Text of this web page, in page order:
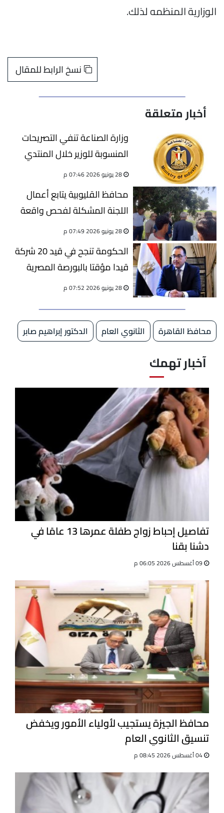
الوزارية المنظمه لذلك.
نسخ الرابط للمقال
أخبار متعلقة
وزارة الصناعة تنفي التصريحات
المنسوبة للوزير خلال المنتدي
الصناعي لدول بريكس
28 يونيو 2026 07:46 م
محافظ القليوبية يتابع أعمال
اللجنة المشكلة لفحص واقعة
"تمساح" مصرف الحصافة
28 يونيو 2026 07:49 م
الحكومة تنجح في قيد 20 شركة
قيدا مؤقتا بالبورصة المصرية
28 يونيو 2026 07:52 م
محافظ القاهرة الثانوي العام الدكتور إبراهيم صابر
آخبار تهمك
تفاصيل إحباط زواج طفلة عمرها 13 عامًا في
دشنا بقنا
محافظ الجيزة يستجيب لأولياء الأمور ويخفض
تنسيق الثانوي العام